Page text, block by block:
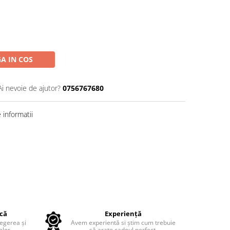
IN COS
nevoie de ajutor? 0756767680
informatii
și
Experiență
Avem experientă si știm cum trebuie